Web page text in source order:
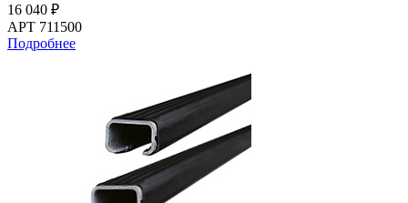
16 040 ₽
АРТ 711500
Подробнее